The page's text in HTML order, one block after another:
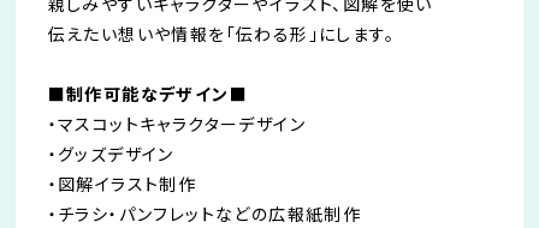
伝えたい想いや情報を「伝わる形」にします。
■制作可能なデザイン■
・マスコットキャラクターデザイン
・グッズデザイン
・図解イラスト制作
・チラシ・パンフレットなどの広報紙制作